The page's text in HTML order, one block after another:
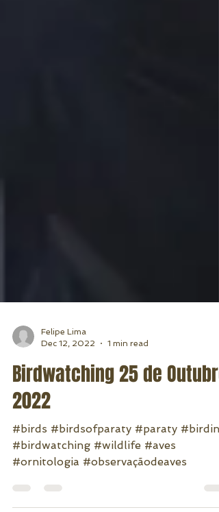
Dec 12, 2022
1 min read
Birdwatching 25 de Outubro
2022
#birds #birdsofparaty #paraty
#birdwatching #wildlife #aves
#ornitologia #observaçãodeaves